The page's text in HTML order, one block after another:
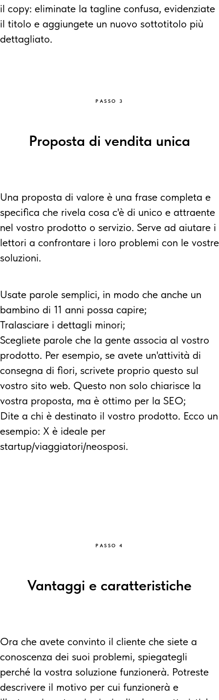
il copy: eliminate la tagline confusa, evidenziate
il titolo e aggiungete un nuovo sottotitolo più
dettagliato.
PASSO 3
Proposta di vendita unica
Una proposta di valore è una frase completa e
specifica che rivela cosa c'è di unico e attraente
nel vostro prodotto o servizio. Serve ad aiutare i
lettori a confrontare i loro problemi con le vostre
soluzioni.
Usate parole semplici, in modo che anche un
bambino di 11 anni possa capire;
Tralasciare i dettagli minori;
Scegliete parole che la gente associa al vostro
prodotto. Per esempio, se avete un'attività di
consegna di fiori, scrivete proprio questo sul
vostro sito web. Questo non solo chiarisce la
vostra proposta, ma è ottimo per la SEO;
Dite a chi è destinato il vostro prodotto. Ecco un
esempio: X è ideale per
startup/viaggiatori/neosposi.
PASSO 4
Vantaggi e caratteristiche
Ora che avete convinto il cliente che siete a
conoscenza dei suoi problemi, spiegategli
perché la vostra soluzione funzionerà. Potreste
descrivere il motivo per cui funzionerà e